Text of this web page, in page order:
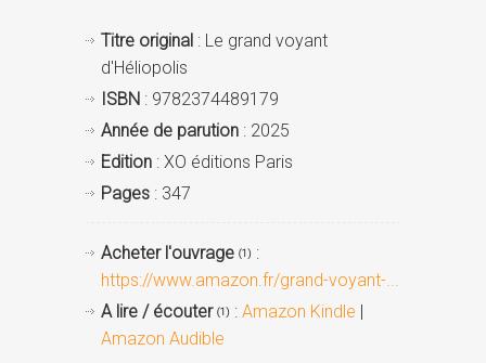
Titre original : Le grand voyant
d'Héliopolis
ISBN : 9782374489179
Année de parution : 2025
Edition : XO éditions Paris
Pages : 347
Acheter l'ouvrage (1) :
https://www.amazon.fr/grand-voyant-...
A lire / écouter (1) : Amazon Kindle |
Amazon Audible